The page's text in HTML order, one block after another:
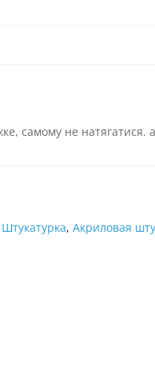
самому не
Штукатурка, Акриловая